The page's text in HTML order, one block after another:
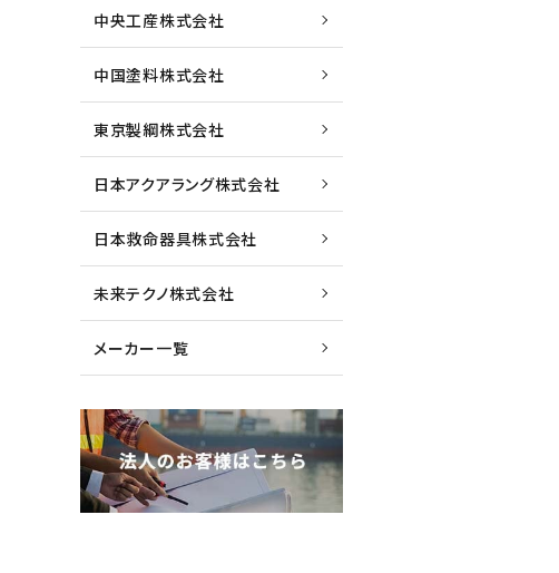
中央工産株式会社
中国塗料株式会社
東京製綱株式会社
日本アクアラング株式会社
日本救命器具株式会社
未来テクノ株式会社
メーカー一覧